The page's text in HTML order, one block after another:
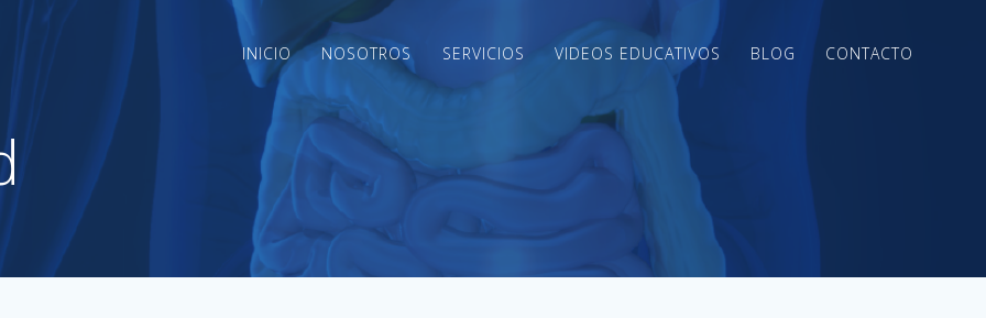
INICIO NOSOTROS SERVICIOS VIDEOS EDUCATIVOS BLOG CONTACTO